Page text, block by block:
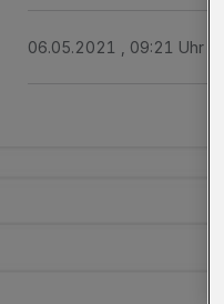
06.05.2021 , 09:21 Uhr